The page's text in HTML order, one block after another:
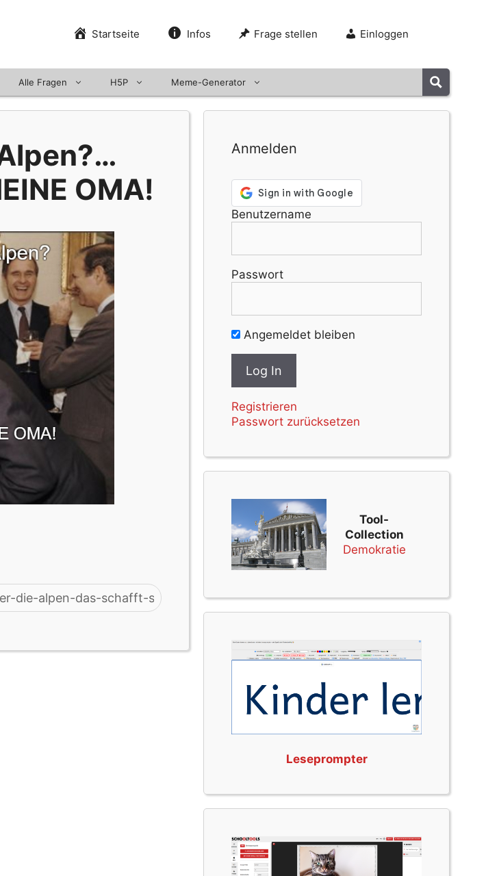
Startseite Infos Frage stellen Einloggen
Alle Fragen H5P Meme-Generator
OMA!
Anmelden
Benutzername
Passwort
Angemeldet bleiben
Registrieren
Passwort zurücksetzen
Tool-
Collection
Demokratie
Leseprompter